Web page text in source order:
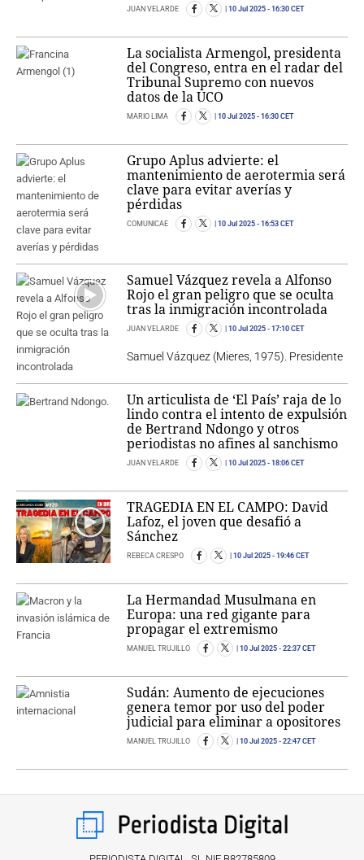
JUAN VELARDE 10 Jul 2025 - 16:30 CET
La socialista Armengol, presidenta
del Congreso, entra en el radar del
Tribunal Supremo con nuevos
datos de la UCO
MARIO LIMA 10 Jul 2025 - 16:30 CET
Grupo Aplus advierte: el
mantenimiento de aerotermia será
clave para evitar averías y
pérdidas
COMUNICAE 10 Jul 2025 - 16:53 CET
Samuel Vázquez revela a Alfonso
Rojo el gran peligro que se oculta
tras la inmigración incontrolada
JUAN VELARDE 10 Jul 2025 - 17:10 CET
Samuel Vázquez (Mieres, 1975). Presidente
Un articulista de ‘El País’ raja de lo
lindo contra el intento de expulsión
de Bertrand Ndongo y otros
periodistas no afines al sanchismo
JUAN VELARDE 10 Jul 2025 - 18:06 CET
TRAGEDIA EN EL CAMPO: David
Lafoz, el joven que desafió a
Sánchez
REBECA CRESPO 10 Jul 2025 - 19:46 CET
La Hermandad Musulmana en
Europa: una red gigante para
propagar el extremismo
MANUEL TRUJILLO 10 Jul 2025 - 22:37 CET
Sudán: Aumento de ejecuciones
genera temor por uso del poder
judicial para eliminar a opositores
MANUEL TRUJILLO 10 Jul 2025 - 22:47 CET